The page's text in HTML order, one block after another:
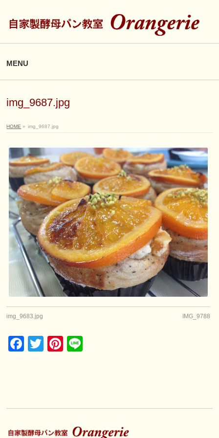
MENU
img_9687.jpg
HOME » img_9687.jpg
img_9683.jpg IMG_9788
Facebook
TwitterPinterest